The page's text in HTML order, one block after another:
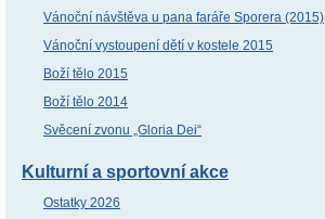
Vánoční návštěva u pana faráře Sporera (2015)
Vánoční vystoupení dětí v kostele 2015
Boží tělo 2015
Boží tělo 2014
Svěcení zvonu „Gloria Dei“
Kulturní a sportovní akce
Ostatky 2026